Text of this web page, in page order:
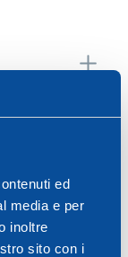
ed
media e per
inoltre
sito con i
ETICS,
sistema
ritiro,
così la